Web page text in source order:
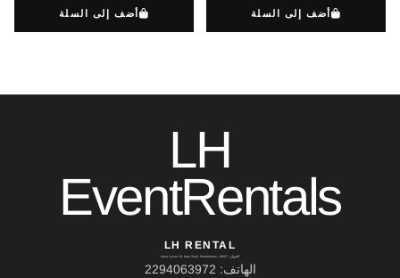
أضف إلى السلة أضف إلى السلة
LH
EventRentals
LH RENTAL
العنوان: Ierou Loxou 10, Kato Souli, Marathonas, 19007
الهاتف: 2294063972